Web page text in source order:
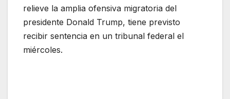
relieve la amplia ofensiva migratoria del
presidente Donald Trump, tiene previsto
recibir sentencia en un tribunal federal el
miércoles.